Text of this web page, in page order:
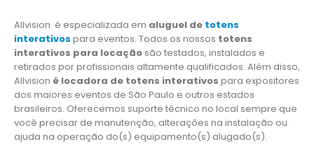
Allvision é especializada em aluguel de totens
interativos para eventos. Todos os nossos totens
interativos para locação são testados, instalados e
retirados por profissionais altamente qualificados. Além disso,
Allvision é locadora de totens interativos para expositores
dos maiores eventos de São Paulo e outros estados
brasileiros. Oferecemos suporte técnico no local sempre que
você precisar de manutenção, alterações na instalação ou
ajuda na operação do(s) equipamento(s) alugado(s).